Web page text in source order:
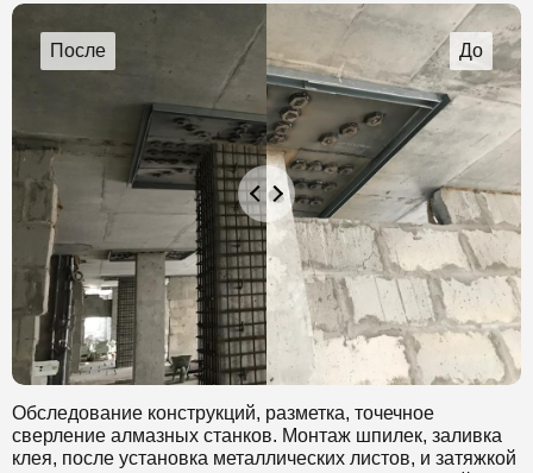
Обследование конструкций, разметка, точечное
сверление алмазных станков. Монтаж шпилек, заливка
клея, после установка металлических листов, и затяжкой